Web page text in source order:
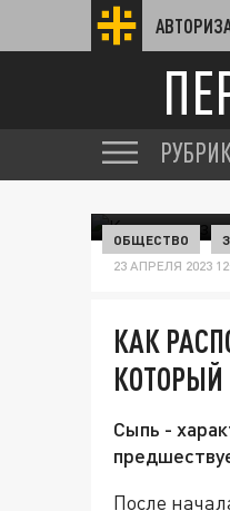
ОБЩЕСТВО
23 АПРЕЛЯ 2023
КАК
Сыпь -
После